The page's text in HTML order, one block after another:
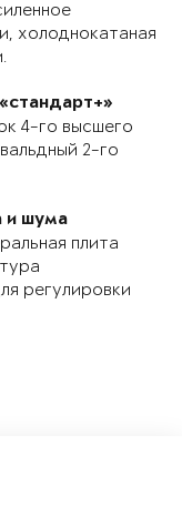
холоднокатаная
4-го высшего
2-го
и шума
плита
регулировки